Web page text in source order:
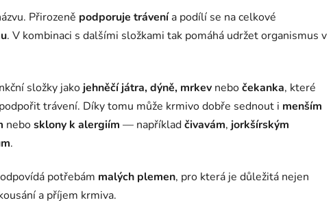
Přirozeně podporuje trávenía podílí se na celkové
. V kombinaci s dalšími složkami tak pomáhá udržet organismus v
složky jako jehněčí játra, dýně, mrkev nebočekanka, které
trávení. Díky tomu může krmivo dobře sednout i menším
nebosklony k alergiím — napříkladčivavám, jorkšírským
.
potřebám malých plemen, pro která je důležitá nejen
a příjem krmiva.